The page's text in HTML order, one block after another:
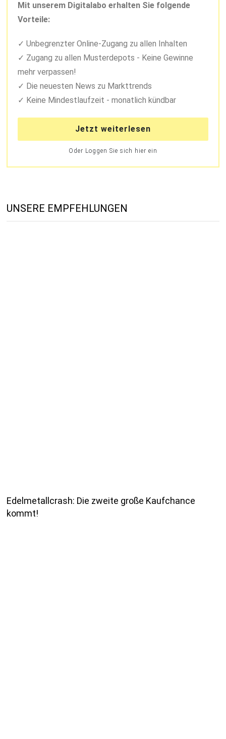
Mit unserem Digitalabo erhalten Sie folgende
Vorteile:
Unbegrenzter Online-Zugang zu allen Inhalten
Zugang zu allen Musterdepots - Keine Gewinne
mehr verpassen!
Die neuesten News zu Markttrends
Keine Mindestlaufzeit - monatlich kündbar
Jetzt weiterlesen
Oder Loggen Sie sich hier ein
UNSERE EMPFEHLUNGEN
Edelmetallcrash: Die zweite große Kaufchance
kommt!